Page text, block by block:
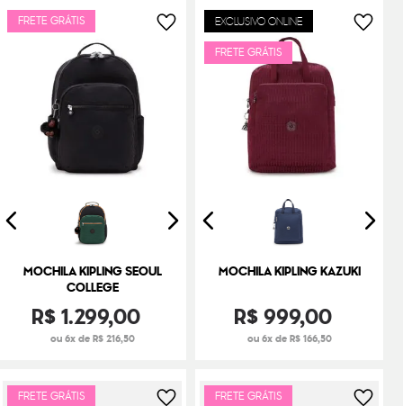
FRETE GRÁTIS
MOCHILA KIPLING SEOUL
COLLEGE
R$1.299,00
ou 6x de R$ 216,50
EXCLUSIVO ONLINE
FRETE GRÁTIS
MOCHILA KIPLING KAZUKI
R$999,00
ou 6x de R$ 166,50
FRETE GRÁTIS FRETE GRÁTIS